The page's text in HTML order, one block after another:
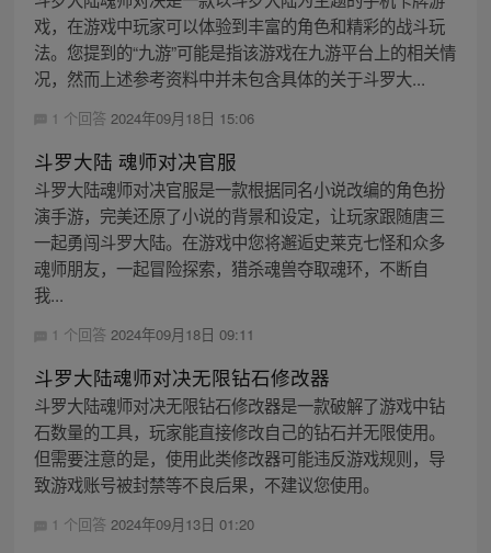
戏，在游戏中玩家可以体验到丰富的角色和精彩的战斗玩
法。您提到的“九游”可能是指该游戏在九游平台上的相关情
况，然而上述参考资料中并未包含具体的关于斗罗大...
1 个回答 2024年09月18日 15:06
斗罗大陆 魂师对决官服
斗罗大陆魂师对决官服是一款根据同名小说改编的角色扮
演手游，完美还原了小说的背景和设定，让玩家跟随唐三
一起勇闯斗罗大陆。在游戏中您将邂逅史莱克七怪和众多
魂师朋友，一起冒险探索，猎杀魂兽夺取魂环，不断自
我...
1 个回答 2024年09月18日 09:11
斗罗大陆魂师对决无限钻石修改器
斗罗大陆魂师对决无限钻石修改器是一款破解了游戏中钻
石数量的工具，玩家能直接修改自己的钻石并无限使用。
但需要注意的是，使用此类修改器可能违反游戏规则，导
致游戏账号被封禁等不良后果，不建议您使用。
1 个回答 2024年09月13日 01:20